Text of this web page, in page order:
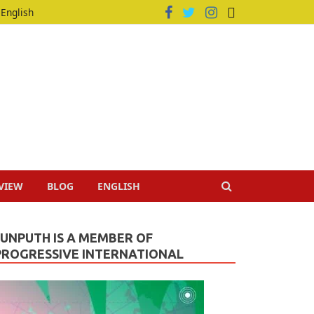
English
BLOG ENGLISH
IS A MEMBER OF
INTERNATIONAL